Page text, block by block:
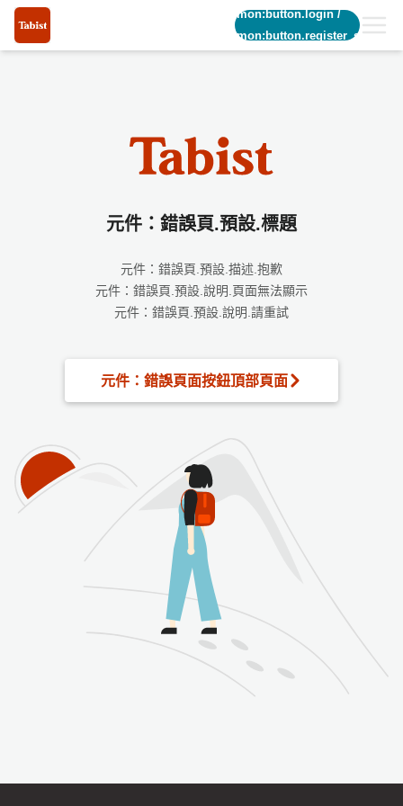
common:button.login/
common:button.register_short
元件：錯誤頁.預設.標題
元件：錯誤頁.預設.描述.抱歉
元件：錯誤頁.預設.說明.頁面無法顯示
元件：錯誤頁.預設.說明.請重試
元件：錯誤頁面按鈕頂部頁面